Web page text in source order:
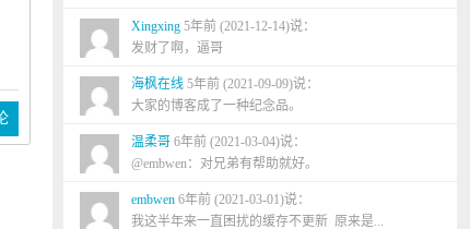
Xingxing 5年前 (2021-12-14)说：
发财了啊，逼哥
海枫在线 5年前 (2021-09-09)说：
大家的博客成了一种纪念品。
温柔哥 6年前 (2021-03-04)说：
@embwen：对兄弟有帮助就好。
embwen 6年前 (2021-03-01)说：
我这半年来一直困扰的缓存不更新 原来是...